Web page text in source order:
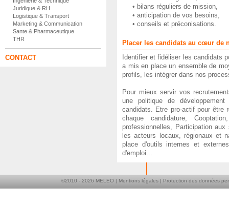
Juridique & RH
Logistique & Transport
Marketing & Communication
Sante & Pharmaceutique
THR
CONTACT
• bilans réguliers de mission,
• anticipation de vos besoins,
• conseils et préconisations.
Placer les candidats au cœur de
Identifier et fidéliser les candidats
a mis en place un ensemble de
profils, les intégrer dans nos
Pour mieux servir vos
une politique de
candidats. Etre pro-actif pour être
chaque candidature,
professionnelles, Participation
les acteurs locaux, régionaux et
place d'outils internes et
d'emploi…
©2010 - 2026 MELEO | Mentions légales | Protection des données